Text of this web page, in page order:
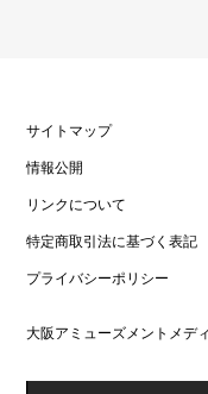
サイトマップ
情報公開
リンクについて
特定商取引法に基づく表記
プライバシーポリシー
大阪アミューズメントメデ